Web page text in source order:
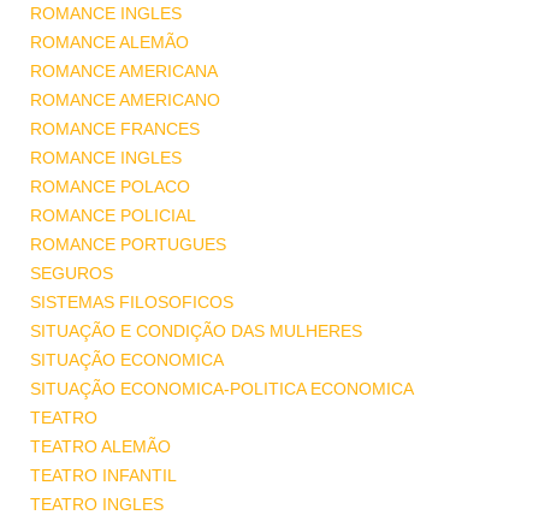
ROMANCE INGLES
ROMANCE ALEMÃO
ROMANCE AMERICANA
ROMANCE AMERICANO
ROMANCE FRANCES
ROMANCE INGLES
ROMANCE POLACO
ROMANCE POLICIAL
ROMANCE PORTUGUES
SEGUROS
SISTEMAS FILOSOFICOS
SITUAÇÃO E CONDIÇÃO DAS MULHERES
SITUAÇÃO ECONOMICA
SITUAÇÃO ECONOMICA-POLITICA ECONOMICA
TEATRO
TEATRO ALEMÃO
TEATRO INFANTIL
TEATRO INGLES